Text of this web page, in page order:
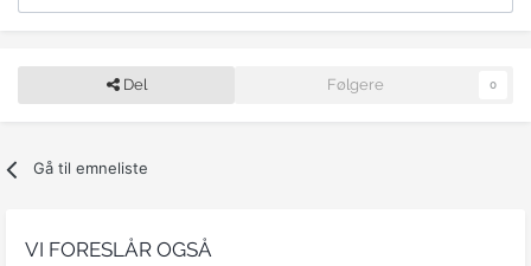
Del Følgere 0
Gå til emneliste
VI FORESLÅR OGSÅ